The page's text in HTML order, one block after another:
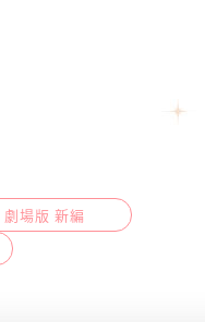
劇場版 新編